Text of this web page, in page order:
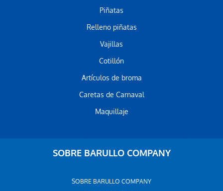
Piñatas
Relleno piñatas
Vajillas
Cotillón
Artículos de broma
Caretas de Carnaval
Maquillaje
SOBRE BARULLO COMPANY
SOBRE BARULLO COMPANY